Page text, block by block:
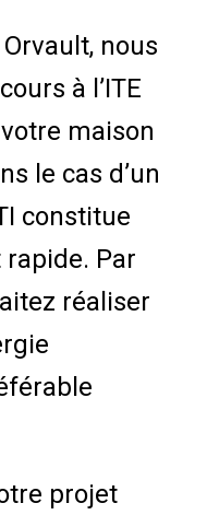
nous
à l’ITE
maison
le cas d’un
constitue
Par
réaliser
projet